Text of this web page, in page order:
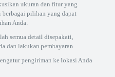
ukuran dan fitur yang
pilihan yang dapat
Anda.
semua detail disepakati,
dan lakukan pembayaran.
pengiriman ke lokasi Anda